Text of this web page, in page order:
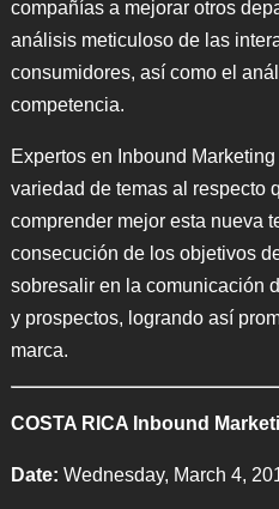
compañías a mejorar otros
análisis meticuloso de las
consumidores, así como el
competencia.
Expertos en Inbound
variedad de temas al respecto
comprender mejor esta nueva
consecución de los objetivos
sobresalir en la comunicación
y prospectos, logrando así
marca.
COSTA RICA Inbound
Date: Wednesday, March 4,